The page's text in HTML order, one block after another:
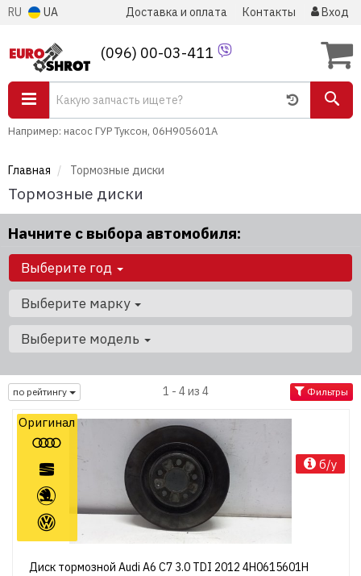
RU UA Доставка и оплата Контакты Вход
(096) 00-03-411
Например: насос ГУР Туксон, 06H905601A
Главная Тормозные диски
Тормозные диски
Начните с выбора автомобиля:
Выберите год
Выберите марку
Выберите модель
по рейтингу 1 - 4 из 4 Фильтры
Диск тормозной Audi A6 C7 3.0 TDI 2012 4H0615601H
Оригинал
б/у